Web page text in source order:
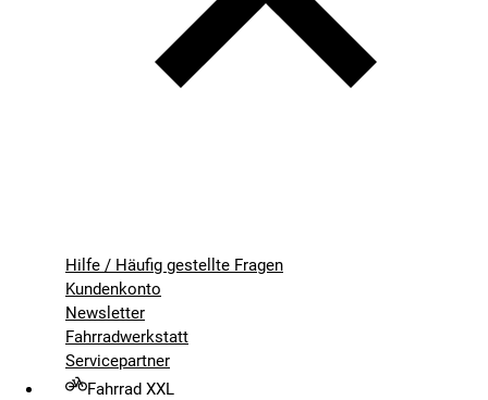
Hilfe / Häufig gestellte Fragen
Kundenkonto
Newsletter
Fahrradwerkstatt
Servicepartner
Fahrrad XXL